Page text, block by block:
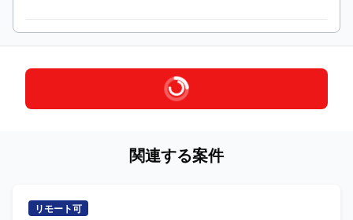
関連する案件
リモート可